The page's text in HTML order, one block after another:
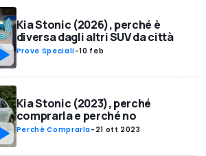
Kia Stonic (2026), perché è
diversa dagli altri SUV da città
Prove Speciali-10 feb
Kia Stonic (2023), perché
comprarla e perché no
Perché Comprarla- 21 ott 2023